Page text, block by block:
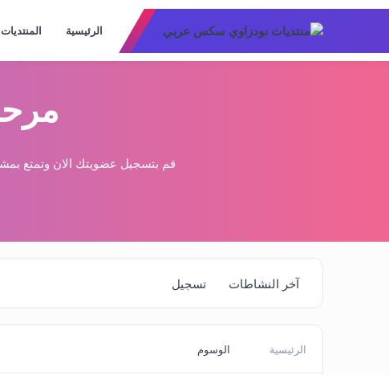
الرئيسية المنتديات
قم بتسجيل عضويتك الان وتمتع
آخر النشاطات تسجيل
الرئيسية الوسوم